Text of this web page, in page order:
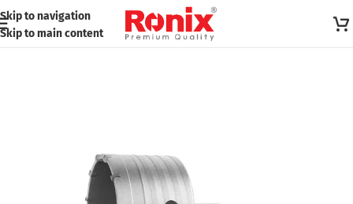
Skip to navigation
Skip to main content